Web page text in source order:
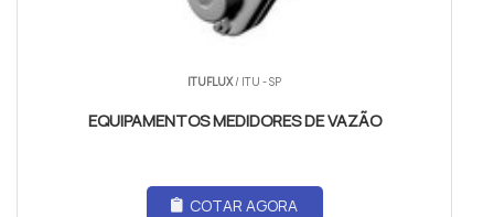
ITUFLUX/ ITU - SP
EQUIPAMENTOS MEDIDORES DE VAZÃO
COTAR AGORA